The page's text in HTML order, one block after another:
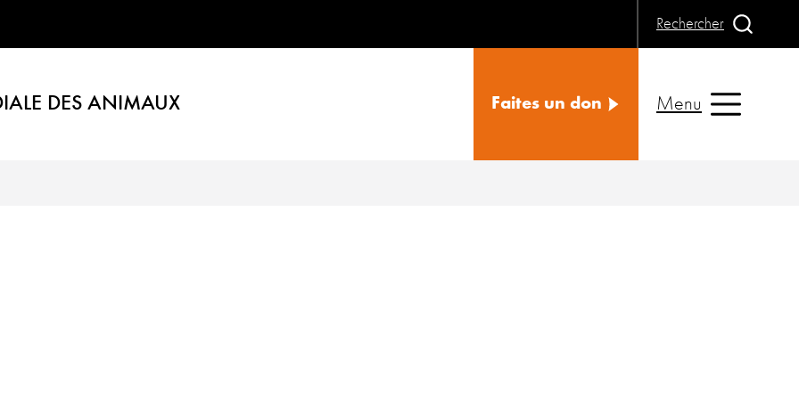
DES ANIMAUX
Rechercher
Faites un don Menu